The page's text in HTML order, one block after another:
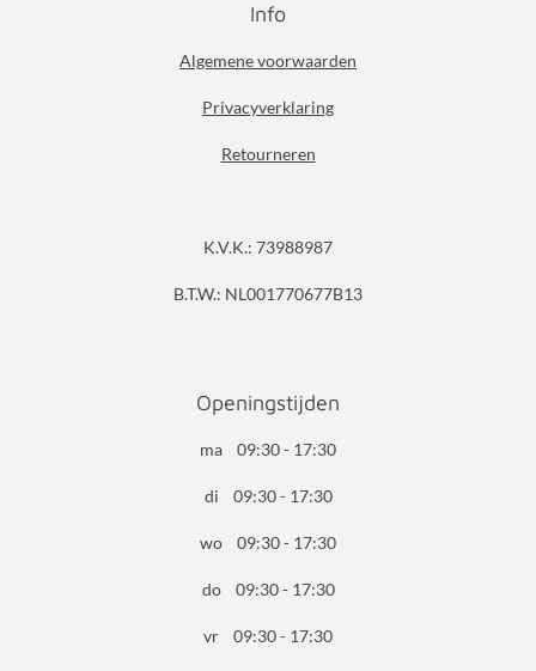
Info
Algemene voorwaarden
Privacyverklaring
Retourneren
K.V.K.: 73988987
B.T.W.: NL001770677B13
Openingstijden
ma 09:30 - 17:30
di 09:30 - 17:30
wo 09:30 - 17:30
do 09:30 - 17:30
vr 09:30 - 17:30